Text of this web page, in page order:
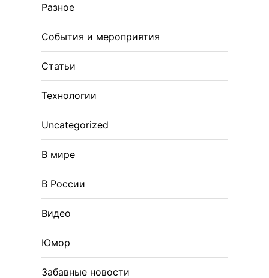
Разное
События и мероприятия
Статьи
Технологии
Uncategorized
В мире
В России
Видео
Юмор
Забавные новости